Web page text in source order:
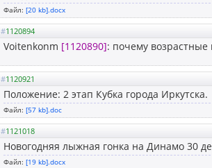
Файл: [20 kb].docx
#1120894
Voitenkonm [1120890]: почему возрастные
#1120921
Положение: 2 этап Кубка города Иркутска.
Файл: [57 kb].doc
#1121018
Новогодняя лыжная гонка на Динамо 30
Файл: [19 kb].docx